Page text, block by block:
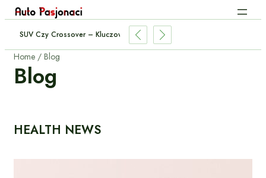
Dobry Dashcam? – Ranking I Poradnik Dla Kierowców
Home Blog
Blog
HEALTH NEWS